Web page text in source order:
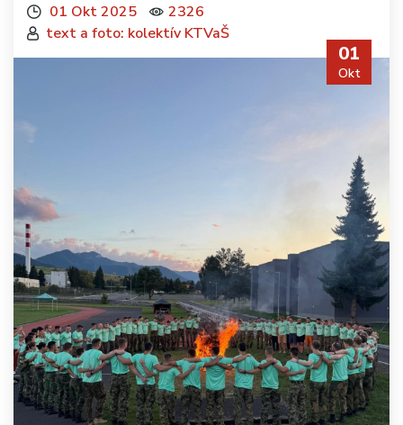
01 Okt 2025
2326
text a foto: kolektív KTVaŠ
01
Okt